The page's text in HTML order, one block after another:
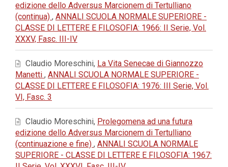
edizione dello Adversus Marcionem di Tertulliano
(continua) , ANNALI SCUOLA NORMALE SUPERIORE -
CLASSE DI LETTERE E FILOSOFIA: 1966: II Serie, Vol.
XXXV, Fasc. III-IV
Claudio Moreschini, La Vita Senecae di Giannozzo
Manetti , ANNALI SCUOLA NORMALE SUPERIORE -
CLASSE DI LETTERE E FILOSOFIA: 1976: III Serie, Vol.
VI, Fasc. 3
Claudio Moreschini, Prolegomena ad una futura
edizione dello Adversus Marcionem di Tertulliano
(continuazione e fine) , ANNALI SCUOLA NORMALE
SUPERIORE - CLASSE DI LETTERE E FILOSOFIA: 1967: